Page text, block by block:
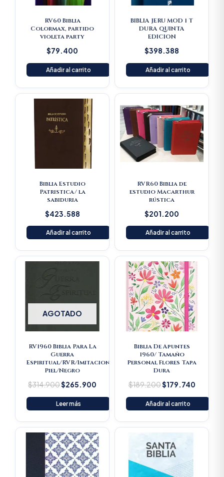
RV60 Biblia
Colormax, partido
violeta party
$79.400
Añadir al carrito
BIBLIA JERU MOD 1 T
DURA QUINTA
EDICION
$398.388
Añadir al carrito
Biblia Estudio
Patristica/ la
sabiduria
$423.588
Añadir al carrito
RVR60 Biblia de
estudio Macarthur
rústica
$201.200
Añadir al carrito
AGOTADO
RV1960 Biblia Para La
Guerra
Espiritual/RVR/Imitacion
Piel/Negro
$314.900
Original
$314.900.
$265.900
Current
$265.900.
Leer más
Biblia De Apuntes
1960/ Tamaño
Personal Flores Tapa
Dura
$189.200
Original
price
was:
$189.200.
$179.740
Current
price
Añadir al carrito
Original
price
was:
$16.500.
Current
$15.675.